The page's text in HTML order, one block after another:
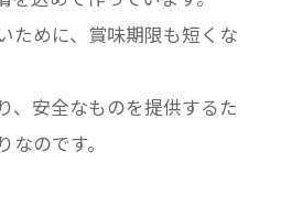
文につきましては、翌週
ります。
ために、賞味期限も短くな
、安全なものを提供するた
のです。